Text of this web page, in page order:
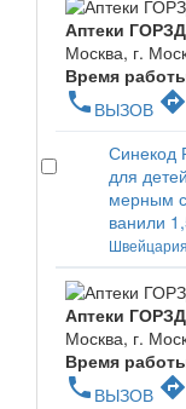
Аптеки
Москва, г.
Время
phone ВЫЗОВ directions
Синекод
для
мерным
ванили
Швейцария
Аптеки
Москва, г.
Время
phone ВЫЗОВ directions